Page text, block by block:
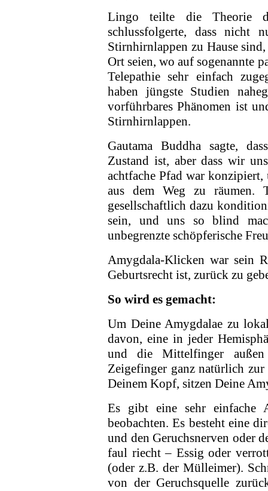
Lingo teilte die Theorie
schlussfolgerte, dass nicht
Stirnhirnlappen zu Hause
Ort seien, wo auf sogenannte
Telepathie sehr einfach
haben jüngste Studien
vorführbares Phäno­men ist
Stirnhirnlappen.
Gautama Buddha sagte,
Zustand ist, aber dass wir
achtfache Pfad war
aus dem Weg zu räumen.
gesellschaftlich dazu
sein, und uns so blind
unbegrenzte schöp­fe­rische
Amygdala-Klicken war sein
Geburtsrecht ist, zurück zu
So wird es gemacht:
Um Deine Amygdalae zu
davon, eine in jeder
und die Mittelfinger
Zeigefinger ganz natürlich
Deinem Kopf, sitzen Deine
Es gibt eine sehr einfache
beobachten. Es besteht eine
und den Geruchsnerven oder
faul riecht – Essig oder
(oder z.B. der Mülleimer).
von der Geruchsquelle